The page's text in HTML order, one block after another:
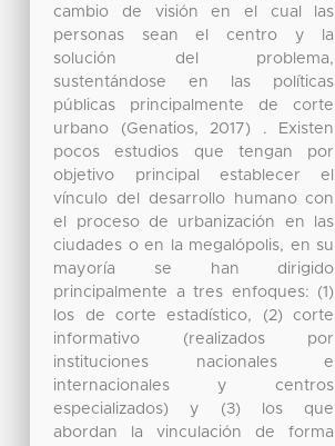
cambio de visión en el cual las
personas sean el centro y la
solución del problema,
sustentándose en las políticas
públicas principalmente de corte
urbano (Genatios, 2017) . Existen
pocos estudios que tengan por
objetivo principal establecer el
vínculo del desarrollo humano con
el proceso de urbanización en las
ciudades o en la megalópolis, en su
mayoría se han dirigido
principalmente a tres enfoques: (1)
los de corte estadístico, (2) corte
informativo (realizados por
instituciones nacionales e
internacionales y centros
especializados) y (3) los que
abordan la vinculación de forma